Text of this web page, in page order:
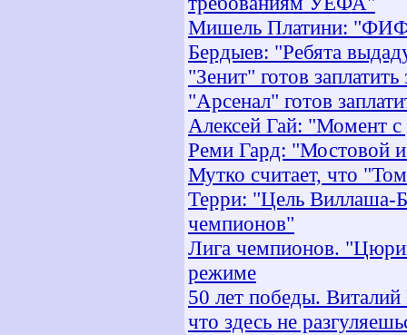
Мишель Платини:
Бердыев: "Ребята
"Зенит" готов
"Арсенал" готов
Алексей Гай: "Момент
Реми Гард: "Мостовой
Мутко считает, что
Терри: "Цель Виллаша-
чемпионов"
Лига чемпионов.
режиме
50 лет победы.
что здесь не